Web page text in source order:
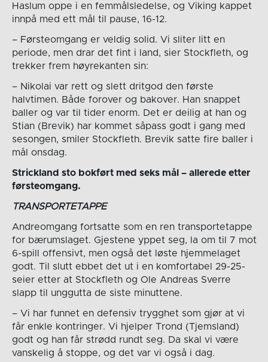
Haslum oppe i en femmålsledelse, og Viking kappet
innpå med ett mål til pause, 16-12.
– Førsteomgang er veldig solid. Vi sliter litt en
periode, men drar det fint i land, sier Stockfleth, og
trekker frem høyrekanten sin:
– Nikolai var rett og slett dritgod den første
halvtimen. Både forover og bakover. Han snappet
baller og var til tider enorm. Det er deilig at han og
Stian (Brevik) har kommet såpass godt i gang med
sesongen, smiler Stockfleth. Brevik satte fire baller i
mål onsdag.
Strickland sto bokført med seks mål – allerede etter
førsteomgang.
TRANSPORTETAPPE
Andreomgang fortsatte som en ren transportetappe
for bærumslaget. Gjestene yppet seg, la om til 7 mot
6-spill offensivt, men også det løste hjemmelaget
godt. Til slutt ebbet det ut i en komfortabel 29-25-
seier etter at Stockfleth og Ole Andreas Sverre
slapp til unggutta de siste minuttene.
– Vi har funnet en defensiv trygghet som gjør at vi
får enkle kontringer. Vi hjelper Trond (Tjemsland)
godt og han får strødd rundt seg. Da skal vi være
vanskelig å stoppe, og det var vi også i dag.